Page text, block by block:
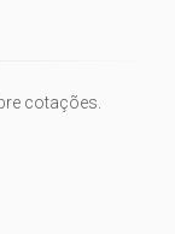
cotações.